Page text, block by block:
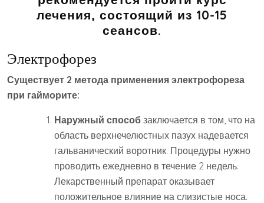
лечения, состоящий из 10-15
сеансов.
Электрофорез
Существует 2 метода применения электрофореза
при гайморите:
Наружный способ заключается в том, что на
область верхнечелюстных пазух надевается
гальванический воротник. Процедуры нужно
проводить ежедневно в течение 2 недель.
Лекарственный препарат оказывает
положительное влияние на слизистые носа.